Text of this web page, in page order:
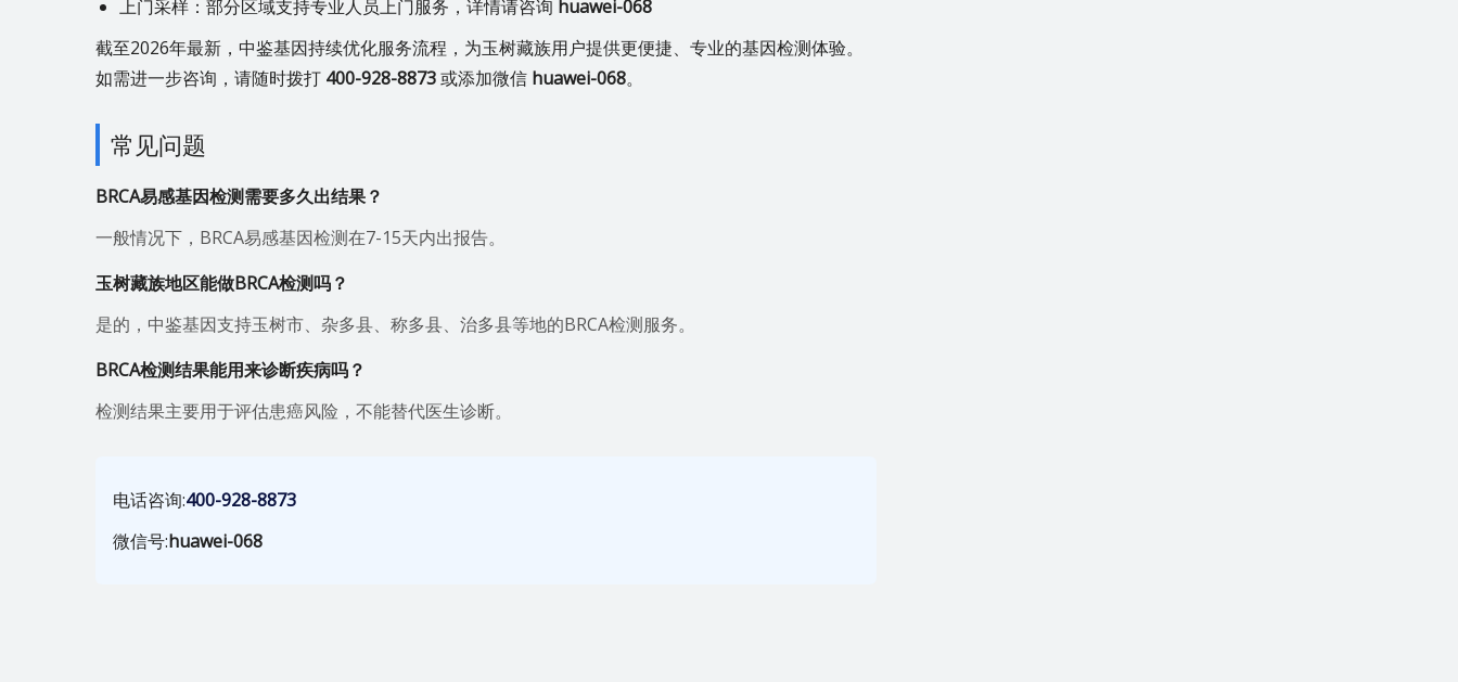
上门采样：部分区域支持专业人员上门服务，详情请咨询 huawei-068
截至2026年最新，中鉴基因持续优化服务流程，为玉树藏族用户提供更便捷、专业的基因检测体验。
如需进一步咨询，请随时拨打 400-928-8873或添加微信 huawei-068。
常见问题
BRCA易感基因检测需要多久出结果？
一般情况下，BRCA易感基因检测在7-15天内出报告。
玉树藏族地区能做BRCA检测吗？
是的，中鉴基因支持玉树市、杂多县、称多县、治多县等地的BRCA检测服务。
BRCA检测结果能用来诊断疾病吗？
检测结果主要用于评估患癌风险，不能替代医生诊断。
电话咨询:400-928-8873
微信号:huawei-068